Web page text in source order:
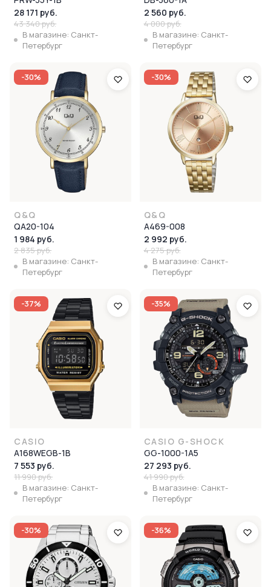
28 171 руб.
43 340 руб.
В магазине: Санкт-
Петербург
2 560 руб.
4 000 руб.
В магазине: Санкт-
Петербург
-30%
Q&Q
QA20-104
1 984 руб.
2 835 руб.
В магазине: Санкт-
Петербург
-30%
Q&Q
A469-008
2 992 руб.
4 275 руб.
В магазине: Санкт-
Петербург
-37%
CASIO
A168WEGB-1B
7 553 руб.
11 990 руб.
В магазине: Санкт-
Петербург
-35%
CASIO G-SHOCK
GG-1000-1A5
27 293 руб.
41 990 руб.
В магазине: Санкт-
Петербург
-30% -36%